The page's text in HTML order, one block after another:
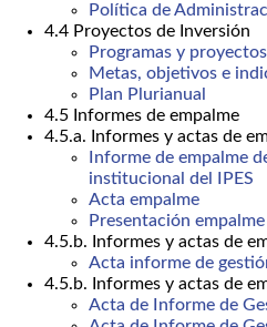
Política de
4.4 Proyectos de Inversión
Programas y proyectos
Metas, objetivos e
Plan Plurianual
4.5 Informes de empalme
4.5.a. Informes y actas de
Informe de empalme
institucional del IPES
Acta empalme
Presentación empalme
4.5.b. Informes y actas de
Acta informe de
4.5.b. Informes y actas de
Acta de Informe de